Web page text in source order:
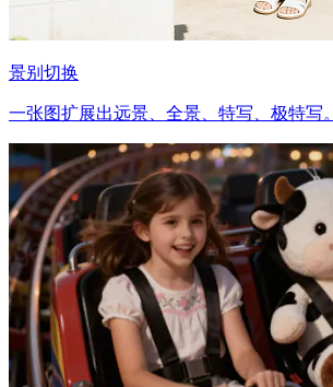
景别切换
一张图扩展出远景、全景、特写、极特写。